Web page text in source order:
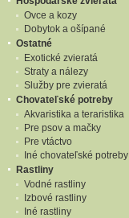
Ovce a kozy
Dobytok a ošípané
Ostatné
Exotické zvieratá
Straty a nálezy
Služby pre zvieratá
Chovateľské potreby
Akvaristika a teraristika
Pre psov a mačky
Pre vtáctvo
Iné chovateľské potreby
Rastliny
Vodné rastliny
Izbové rastliny
Iné rastliny